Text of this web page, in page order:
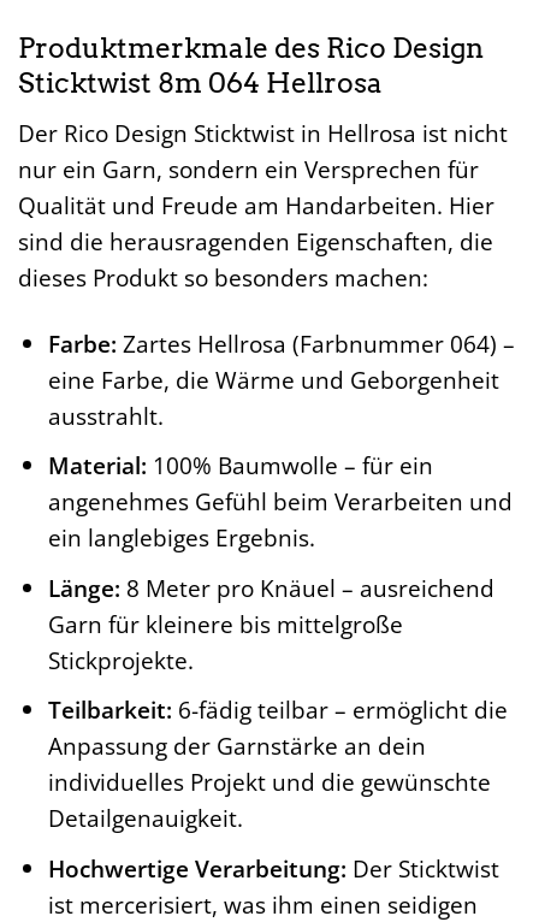
Produktmerkmale des Rico Design
Sticktwist 8m 064 Hellrosa
Der Rico Design Sticktwist in Hellrosa ist nicht
nur ein Garn, sondern ein Versprechen für
Qualität und Freude am Handarbeiten. Hier
sind die herausragenden Eigenschaften, die
dieses Produkt so besonders machen:
Farbe: Zartes Hellrosa (Farbnummer 064) –
eine Farbe, die Wärme und Geborgenheit
ausstrahlt.
Material: 100% Baumwolle – für ein
angenehmes Gefühl beim Verarbeiten und
ein langlebiges Ergebnis.
Länge: 8 Meter pro Knäuel – ausreichend
Garn für kleinere bis mittelgroße
Stickprojekte.
Teilbarkeit: 6-fädig teilbar – ermöglicht die
Anpassung der Garnstärke an dein
individuelles Projekt und die gewünschte
Detailgenauigkeit.
Hochwertige Verarbeitung: Der Sticktwist
ist mercerisiert, was ihm einen seidigen